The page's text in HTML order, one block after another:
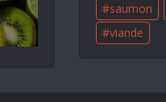
saumon
viande